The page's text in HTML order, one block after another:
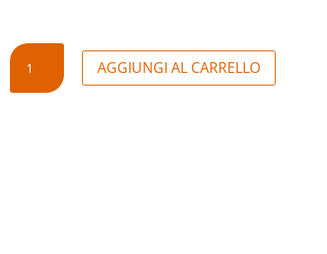
CETRIOLI
SOTTO
ACETO
AGGIUNGI AL CARRELLO